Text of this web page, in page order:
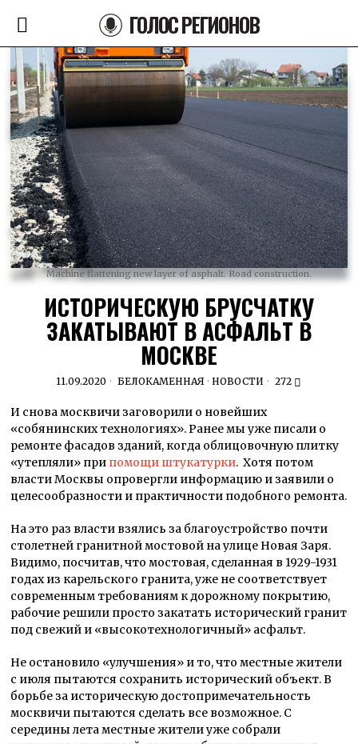
ГОЛОС РЕГИОНОВ
Machine flattening new layer of asphalt. Road construction.
ИСТОРИЧЕСКУЮ БРУСЧАТКУ
ЗАКАТЫВАЮТ В АСФАЛЬТ В
МОСКВЕ
11.09.2020 БЕЛОКАМЕННАЯ · НОВОСТИ 272
И снова москвичи заговорили о новейших
«собянинских технологиях». Ранее мы уже писали о
ремонте фасадов зданий, когда облицовочную плитку
«утепляли» при помощи штукатурки. Хотя потом
власти Москвы опровергли информацию и заявили о
целесообразности и практичности подобного ремонта.
На это раз власти взялись за благоустройство почти
столетней гранитной мостовой на улице Новая Заря.
Видимо, посчитав, что мостовая, сделанная в 1929-1931
годах из карельского гранита, уже не соответствует
современным требованиям к дорожному покрытию,
рабочие решили просто закатать исторический гранит
под свежий и «высокотехнологичный» асфальт.
Не остановило «улучшения» и то, что местные жители
с июля пытаются сохранить исторический объект. В
борьбе за историческую достопримечательность
москвичи пытаются сделать все возможное. С
середины лета местные жители уже собрали